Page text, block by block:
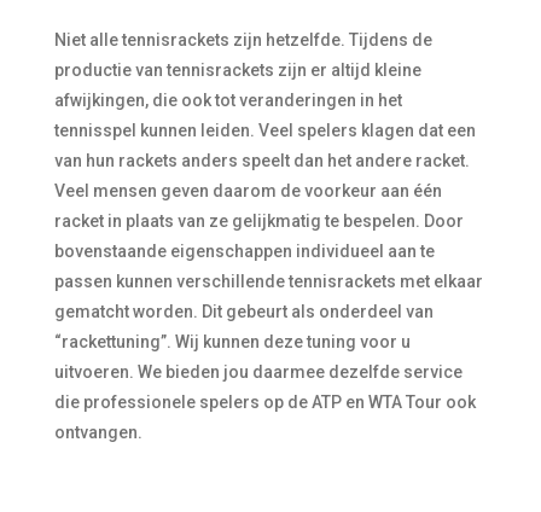
Niet alle tennisrackets zijn hetzelfde. Tijdens de
productie van tennisrackets zijn er altijd kleine
afwijkingen, die ook tot veranderingen in het
tennisspel kunnen leiden. Veel spelers klagen dat een
van hun rackets anders speelt dan het andere racket.
Veel mensen geven daarom de voorkeur aan één
racket in plaats van ze gelijkmatig te bespelen. Door
bovenstaande eigenschappen individueel aan te
passen kunnen verschillende tennisrackets met elkaar
gematcht worden. Dit gebeurt als onderdeel van
“rackettuning”. Wij kunnen deze tuning voor u
uitvoeren. We bieden jou daarmee dezelfde service
die professionele spelers op de ATP en WTA Tour ook
ontvangen.